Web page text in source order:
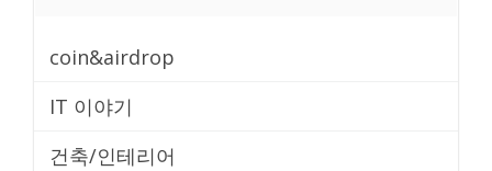
coin&airdrop
IT 이야기
건축/인테리어